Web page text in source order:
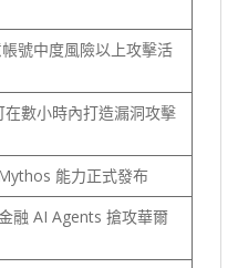
號中度風險以上攻擊活
數小時內打造漏洞攻擊
能力正式發布
融 AI Agents 搶攻華爾